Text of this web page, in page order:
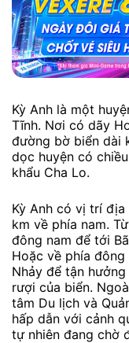
Kỳ Anh là một
Tĩnh. Nơi có dãy
đường bờ biển dài
dọc huyện có
khẩu Cha Lo.
Kỳ Anh có vị trí
km về phía nam.
đông nam để tới
Hoặc về phía
Nhảy để tận
rượi của biển.
tâm Du lịch và
hấp dẫn với cảnh
tự nhiên đang chờ